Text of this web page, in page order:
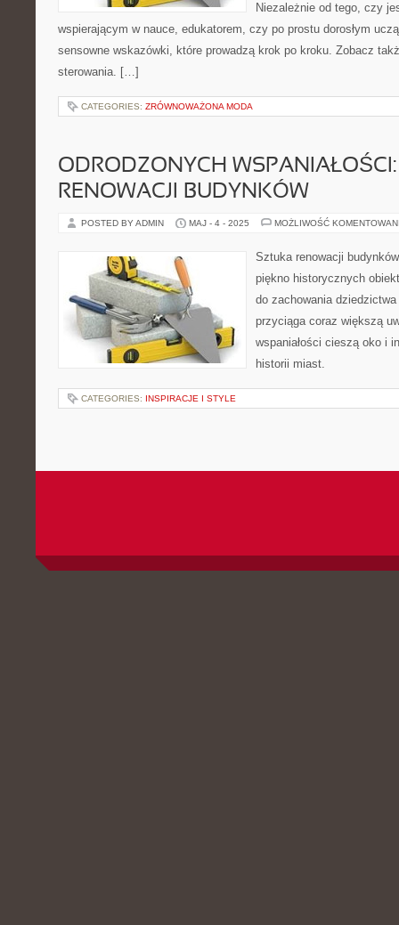
Niezależnie od tego, czy
wspierającym w nauce, edukatorem, czy po prostu dorosłym
sensowne wskazówki, które prowadzą krok po kroku. Zobacz
sterowania. […]
CATEGORIES: ZRÓWNOWAŻONA MODA
ODRODZONYCH
RENOWACJI BUDYNKÓW
POSTED BY ADMIN MAJ - 4 - 2025 MOŻLIWOŚĆ
Sztuka renowacji
piękno historycznych
do zachowania
przyciąga coraz większą
wspaniałości cieszą oko i
historii miast.
CATEGORIES: INSPIRACJE I STYLE